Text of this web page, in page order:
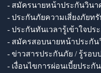
- สมัครนายหน้าประกันวินา
- ประกันภัยความเสี่ยงภัยท
- ประกันทันเวลารู้เข้าใจปร
- สมัครสอบนายหน้าประกัน
- ข่าวสารประกันภัย / รู้รอบ
- เงื่อนไขการผ่อนเบี้ยประกั